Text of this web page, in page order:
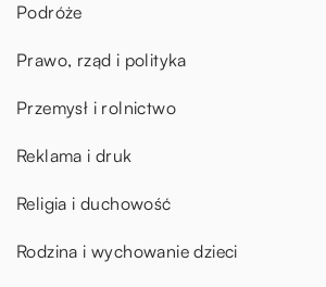
Podróże
Prawo, rząd i polityka
Przemysł i rolnictwo
Reklama i druk
Religia i duchowość
Rodzina i wychowanie dzieci